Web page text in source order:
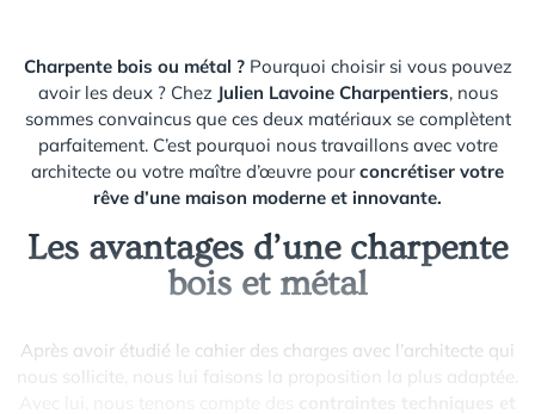
Charpente bois ou métal ?Pourquoi choisir si vous pouvez
avoir les deux ? Chez Julien Lavoine Charpentiers, nous
sommes convaincus que ces deux matériaux se complètent
parfaitement. C’est pourquoi nous travaillons avec votre
architecte ou votre maître d’œuvre pourconcrétiser votre
rêve d’une maison moderne et innovante.
Les avantages d’une charpente
bois et métal
Après avoir étudié le cahier des charges avec l’architecte qui
nous sollicite, nous lui faisons la proposition la plus adaptée.